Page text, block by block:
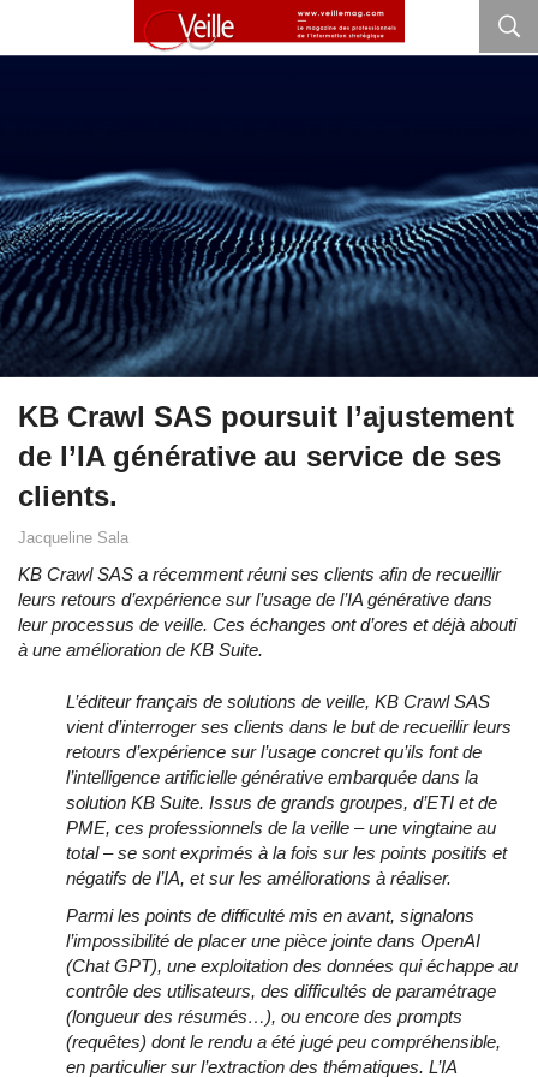
KB Crawl SAS poursuit l’ajustement
de l’IA générative au service de ses
clients.
Jacqueline Sala
KB Crawl SAS a récemment réuni ses clients afin de recueillir
leurs retours d’expérience sur l’usage de l’IA générative dans
leur processus de veille. Ces échanges ont d’ores et déjà abouti
à une amélioration de KB Suite.
L’éditeur français de solutions de veille, KB Crawl SAS
vient d’interroger ses clients dans le but de recueillir leurs
retours d’expérience sur l’usage concret qu’ils font de
l’intelligence artificielle générative embarquée dans la
solution KB Suite. Issus de grands groupes, d’ETI et de
PME, ces professionnels de la veille – une vingtaine au
total – se sont exprimés à la fois sur les points positifs et
négatifs de l’IA, et sur les améliorations à réaliser.
Parmi les points de difficulté mis en avant, signalons
l’impossibilité de placer une pièce jointe dans OpenAI
(Chat GPT), une exploitation des données qui échappe au
contrôle des utilisateurs, des difficultés de paramétrage
(longueur des résumés…), ou encore des prompts
(requêtes) dont le rendu a été jugé peu compréhensible,
en particulier sur l’extraction des thématiques. L’IA